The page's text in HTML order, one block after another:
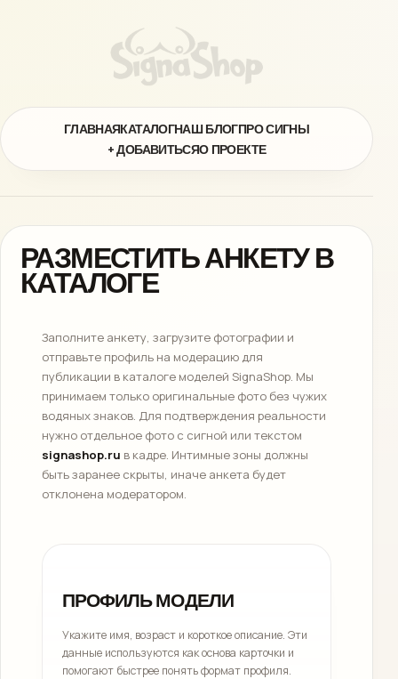
ГЛАВНАЯКАТАЛОГНАШ БЛОГПРО СИГНЫ
+ ДОБАВИТЬСЯО ПРОЕКТЕ
РАЗМЕСТИТЬ АНКЕТУ В
КАТАЛОГЕ
Заполните анкету, загрузите фотографии и
отправьте профиль на модерацию для
публикации в каталоге моделей SignaShop. Мы
принимаем только оригинальные фото без чужих
водяных знаков. Для подтверждения реальности
нужно отдельное фото с сигной или текстом
signashop.ru в кадре. Интимные зоны должны
быть заранее скрыты, иначе анкета будет
отклонена модератором.
ПРОФИЛЬ МОДЕЛИ
Укажите имя, возраст и короткое описание. Эти
данные используются как основа карточки и
помогают быстрее понять формат профиля.